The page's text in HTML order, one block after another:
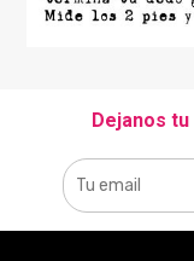
Dejanos